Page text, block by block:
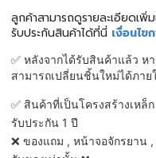
ลูกค้าสามารถดูรายละเอียดเพิ่
รับประกันสินค้าได้ที่นี่ เงื่อนไข
✅ หลังจากได้รับสินค้าแล้ว ห
สามารถเปลี่ยนชิ้นใหม่ได้ภา
✅ สินค้าที่เป็นโครงสร้างเหล็
รับประกัน 1 ปี
❌ ของแถม , หน้าจอจักรยาน